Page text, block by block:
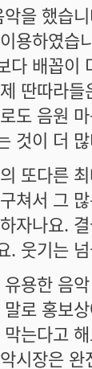
을 했습
용하였습
다 배꼽이
딴따라
도 음원
것이 더
또다른
쳐서 그
자나요.
. 웃기는
용한 음
로 홍보
는다고
시장은